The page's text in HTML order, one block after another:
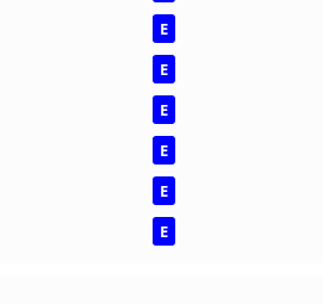
E
E
E
E
E
E